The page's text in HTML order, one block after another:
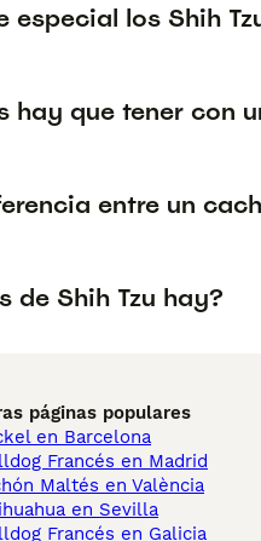
especial los Shih
hay que tener con
entre un
de Shih Tzu hay?
páginas populares
en Barcelona
Francés en Madrid
Maltés en València
en Sevilla
Francés en Galicia